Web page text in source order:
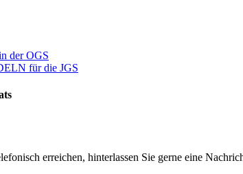
der OGS
für die JGS
erreichen, hinterlassen Sie gerne eine